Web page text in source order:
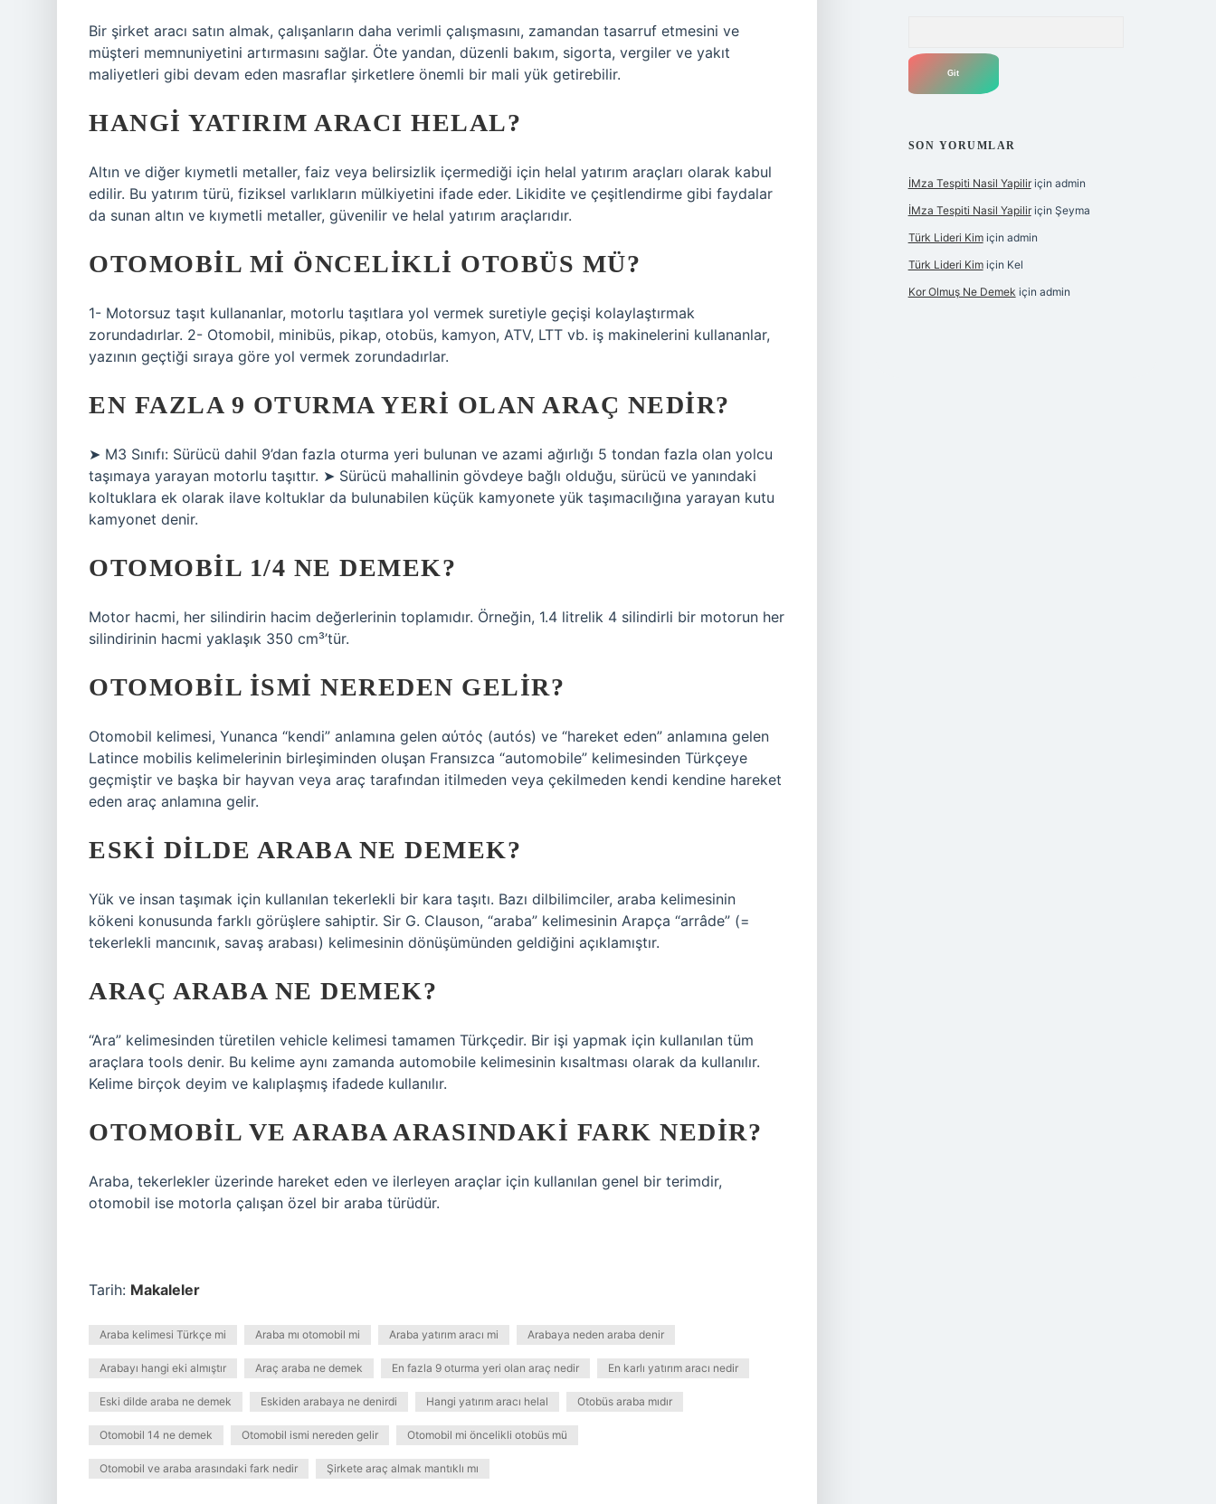
Bir şirket aracı satın almak, çalışanların daha verimli çalışmasını, zamandan tasarruf etmesini ve
müşteri memnuniyetini artırmasını sağlar. Öte yandan, düzenli bakım, sigorta, vergiler ve yakıt
maliyetleri gibi devam eden masraflar şirketlere önemli bir mali yük getirebilir.
HANGI YATIRIM ARACI HELAL?
Altın ve diğer kıymetli metaller, faiz veya belirsizlik içermediği için helal yatırım araçları olarak kabul
edilir. Bu yatırım türü, fiziksel varlıkların mülkiyetini ifade eder. Likidite ve çeşitlendirme gibi faydalar
da sunan altın ve kıymetli metaller, güvenilir ve helal yatırım araçlarıdır.
OTOMOBIL MI ÖNCELIKLI OTOBÜS MÜ?
1- Motorsuz taşıt kullananlar, motorlu taşıtlara yol vermek suretiyle geçişi kolaylaştırmak
zorundadırlar. 2- Otomobil, minibüs, pikap, otobüs, kamyon, ATV, LTT vb. iş makinelerini kullananlar,
yazının geçtiği sıraya göre yol vermek zorundadırlar.
EN FAZLA 9 OTURMA YERI OLAN ARAÇ NEDIR?
➤ M3 Sınıfı: Sürücü dahil 9’dan fazla oturma yeri bulunan ve azami ağırlığı 5 tondan fazla olan yolcu
taşımaya yarayan motorlu taşıttır. ➤ Sürücü mahallinin gövdeye bağlı olduğu, sürücü ve yanındaki
koltuklara ek olarak ilave koltuklar da bulunabilen küçük kamyonete yük taşımacılığına yarayan kutu
kamyonet denir.
OTOMOBIL 1/4 NE DEMEK?
Motor hacmi, her silindirin hacim değerlerinin toplamıdır. Örneğin, 1.4 litrelik 4 silindirli bir motorun her
silindirinin hacmi yaklaşık 350 cm³’tür.
OTOMOBIL ISMI NEREDEN GELIR?
Otomobil kelimesi, Yunanca “kendi” anlamına gelen αὐτός (autós) ve “hareket eden” anlamına gelen
Latince mobilis kelimelerinin birleşiminden oluşan Fransızca “automobile” kelimesinden Türkçeye
geçmiştir ve başka bir hayvan veya araç tarafından itilmeden veya çekilmeden kendi kendine hareket
eden araç anlamına gelir.
ESKI DILDE ARABA NE DEMEK?
Yük ve insan taşımak için kullanılan tekerlekli bir kara taşıtı. Bazı dilbilimciler, araba kelimesinin
kökeni konusunda farklı görüşlere sahiptir. Sir G. Clauson, “araba” kelimesinin Arapça “arrâde” (=
tekerlekli mancınık, savaş arabası) kelimesinin dönüşümünden geldiğini açıklamıştır.
ARAÇ ARABA NE DEMEK?
“Ara” kelimesinden türetilen vehicle kelimesi tamamen Türkçedir. Bir işi yapmak için kullanılan tüm
araçlara tools denir. Bu kelime aynı zamanda automobile kelimesinin kısaltması olarak da kullanılır.
Kelime birçok deyim ve kalıplaşmış ifadede kullanılır.
OTOMOBIL VE ARABA ARASINDAKI FARK NEDIR?
Araba, tekerlekler üzerinde hareket eden ve ilerleyen araçlar için kullanılan genel bir terimdir,
otomobil ise motorla çalışan özel bir araba türüdür.
Tarih: Makaleler
Araba kelimesi Türkçe mi Araba mı otomobil mi Araba yatırım aracı mi Arabaya neden araba denir
Arabayı hangi eki almıştır Araç araba ne demek En fazla 9 oturma yeri olan araç nedir En karlı yatırım aracı nedir
Eski dilde araba ne demek Eskiden arabaya ne denirdi Hangi yatırım aracı helal Otobüs araba mıdır
Otomobil 14 ne demek Otomobil ismi nereden gelir Otomobil mi öncelikli otobüs mü
Otomobil ve araba arasındaki fark nedir Şirkete araç almak mantıklı mı
SON YORUMLAR
İMza Tespiti Nasil Yapiliriçin admin
İMza Tespiti Nasil Yapiliriçin Şeyma
Türk Lideri Kimiçin admin
Türk Lideri Kimiçin Kel
Kor Olmuş Ne Demek için admin